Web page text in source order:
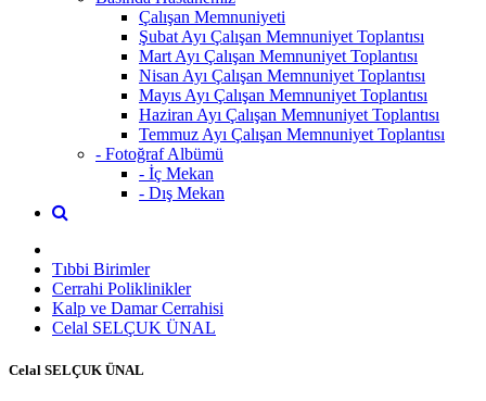
Çalışan Memnuniyeti
Şubat Ayı Çalışan Memnuniyet Toplantısı
Mart Ayı Çalışan Memnuniyet Toplantısı
Nisan Ayı Çalışan Memnuniyet Toplantısı
Mayıs Ayı Çalışan Memnuniyet Toplantısı
Haziran Ayı Çalışan Memnuniyet Toplantısı
Temmuz Ayı Çalışan Memnuniyet Toplantısı
- Fotoğraf Albümü
- İç Mekan
- Dış Mekan
Tıbbi Birimler
Cerrahi Poliklinikler
Kalp ve Damar Cerrahisi
Celal SELÇUK ÜNAL
Celal SELÇUK ÜNAL